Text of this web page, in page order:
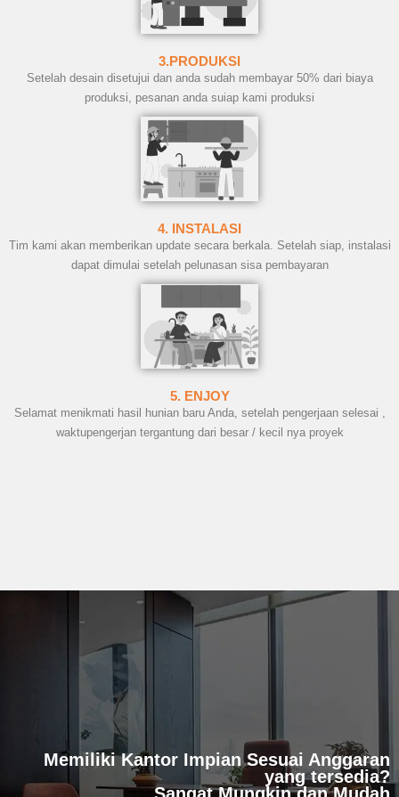
3.PRODUKSI
Setelah desain disetujui dan anda sudah membayar 50% dari biaya
produksi, pesanan anda suiap kami produksi
4. INSTALASI
Tim kami akan memberikan update secara berkala. Setelah siap, instalasi
dapat dimulai setelah pelunasan sisa pembayaran
5. ENJOY
Selamat menikmati hasil hunian baru Anda, setelah pengerjaan selesai ,
waktupengerjan tergantung dari besar / kecil nya proyek
Memiliki Kantor Impian Sesuai Anggaran
yang tersedia?
Sangat Mungkin dan Mudah